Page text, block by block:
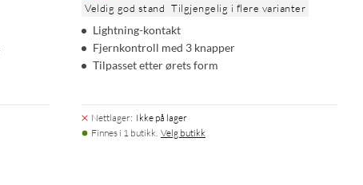
Veldig god stand Tilgjengelig i flere varianter
Lightning-kontakt
Fjernkontroll med 3 knapper
Tilpasset etter ørets form
Nettlager: Ikke på lager
Finnes i 1 butikk. Velg butikk